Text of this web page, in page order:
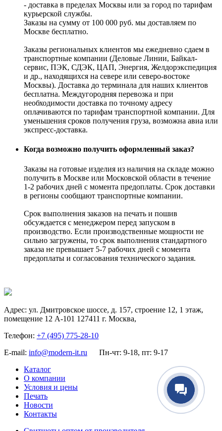
- доставка в пределах Москвы или за город по тарифам
курьерской службы.
Заказы на сумму от 100 000 руб. мы доставляем по
Москве бесплатно.
Заказы региональных клиентов мы ежедневно сдаем в
транспортные компании (Деловые Линии, Байкал-
сервис, ПЭК, СДЭК, ЦАП, Энергия, Желдорэкспедиция
и др., находящихся на севере или северо-востоке
Москвы). Доставка до терминала для наших клиентов
бесплатна. Междугородняя перевозка и при
необходимости доставка по точному адресу
оплачиваются по тарифам транспортной компании. Для
уменьшения сроков получения груза, возможна авиа или
экспресс-доставка.
Когда возможно получить оформленный заказ?
Заказы на готовые изделия из наличия на складе можно
получить в Москве или Московской области в течение
1-2 рабочих дней с момента предоплаты. Срок доставки
в регионы сообщают транспортные компании.
Срок выполнения заказов на печать и пошив
обсуждается с менеджером перед запуском в
производство. Если производственные мощности не
сильно загружены, то срок выполнения стандартного
заказа не превышает 5-7 рабочих дней с момента
предоплаты и согласования технического задания.
Адрес: ул. Дмитровское шоссе, д. 157, строение 12, 1 этаж,
помещение 12 А-101 127411 г. Москва,
Телефон: +7 (495) 775-28-10
E-mail: info@modern-it.ru
Пн-чт: 9-18, пт: 9-17
Каталог
О компании
Условия и цены
Печать
Новости
Контакты